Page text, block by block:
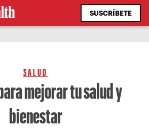
SUSCRÍBETE
SALUD
mejorar tu salud y
bienestar